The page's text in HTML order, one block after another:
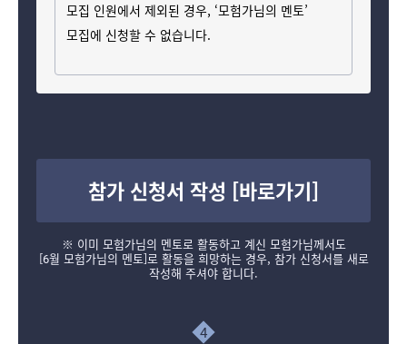
모집 인원에서 제외된 경우, ‘모험가님의 멘토’
모집에 신청할 수 없습니다.
참가 신청서 작성 [바로가기]
※ 이미 모험가님의 멘토로 활동하고 계신 모험가님께서도
[6월 모험가님의 멘토]로 활동을 희망하는 경우, 참가 신청서를 새로
작성해 주셔야 합니다.
4